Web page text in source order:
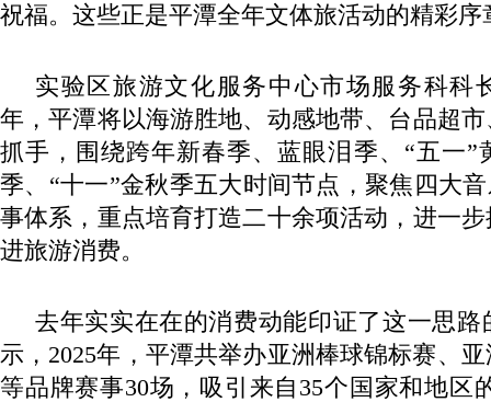
祝福。这些正是平潭全年文体旅活动的精彩序
实验区旅游文化服务中心市场服务科科
年，平潭将以海游胜地、动感地带、台品超
抓手，围绕跨年新春季、蓝眼泪季、“五一”
季、“十一”金秋季五大时间节点，聚焦四大
事体系，重点培育打造二十余项活动，进一
进旅游消费。
去年实实在在的消费动能印证了这一思路
示，2025年，平潭共举办亚洲棒球锦标赛、
等品牌赛事30场，吸引来自35个国家和地区